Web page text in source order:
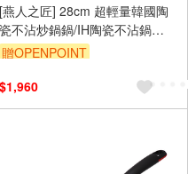
[燕人之匠] 28cm 超輕量韓國陶
瓷不沾炒鍋鍋/IH陶瓷不沾鍋
VLIH-700S
贈OPENPOINT
$1,960